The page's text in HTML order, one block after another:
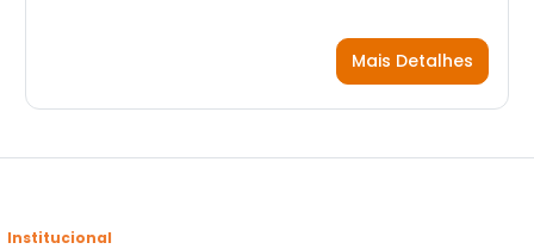
Mais Detalhes
Institucional